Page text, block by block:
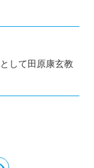
して田原康玄教